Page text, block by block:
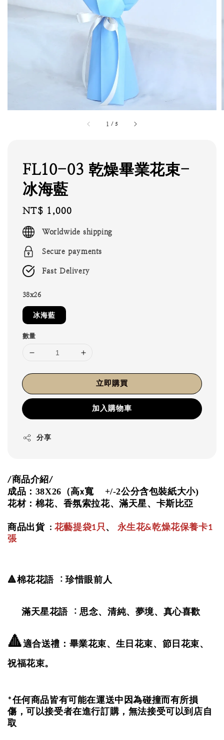
1 /5
FL10-03 乾燥畢業花束-
冰海藍
Regular
price
NT$ 1,000
Worldwide shipping
Secure payments
Fast Delivery
38x26
冰海藍
數量
立即購買
加入購物車
分享
/商品介紹/
成品：38X26（高x寬 +/-2公分含包裝紙大小)
花材：棉花、香氛索拉花、滿天星、 卡斯比亞
商品出貨 : 花藝提袋1只、 永生花&乾燥花保養卡1
張
🔺棉花花語 ：珍惜眼前人
滿天星花語 ：思念、清純、 夢境、 真心喜歡
🔺適合送禮：畢業花束、生日花束、節日花束、
祝福花束。
*任何商品皆有可能在運送中因為碰撞而有所損
傷，可以接受者在進行訂購，無法接受可以到店自
取